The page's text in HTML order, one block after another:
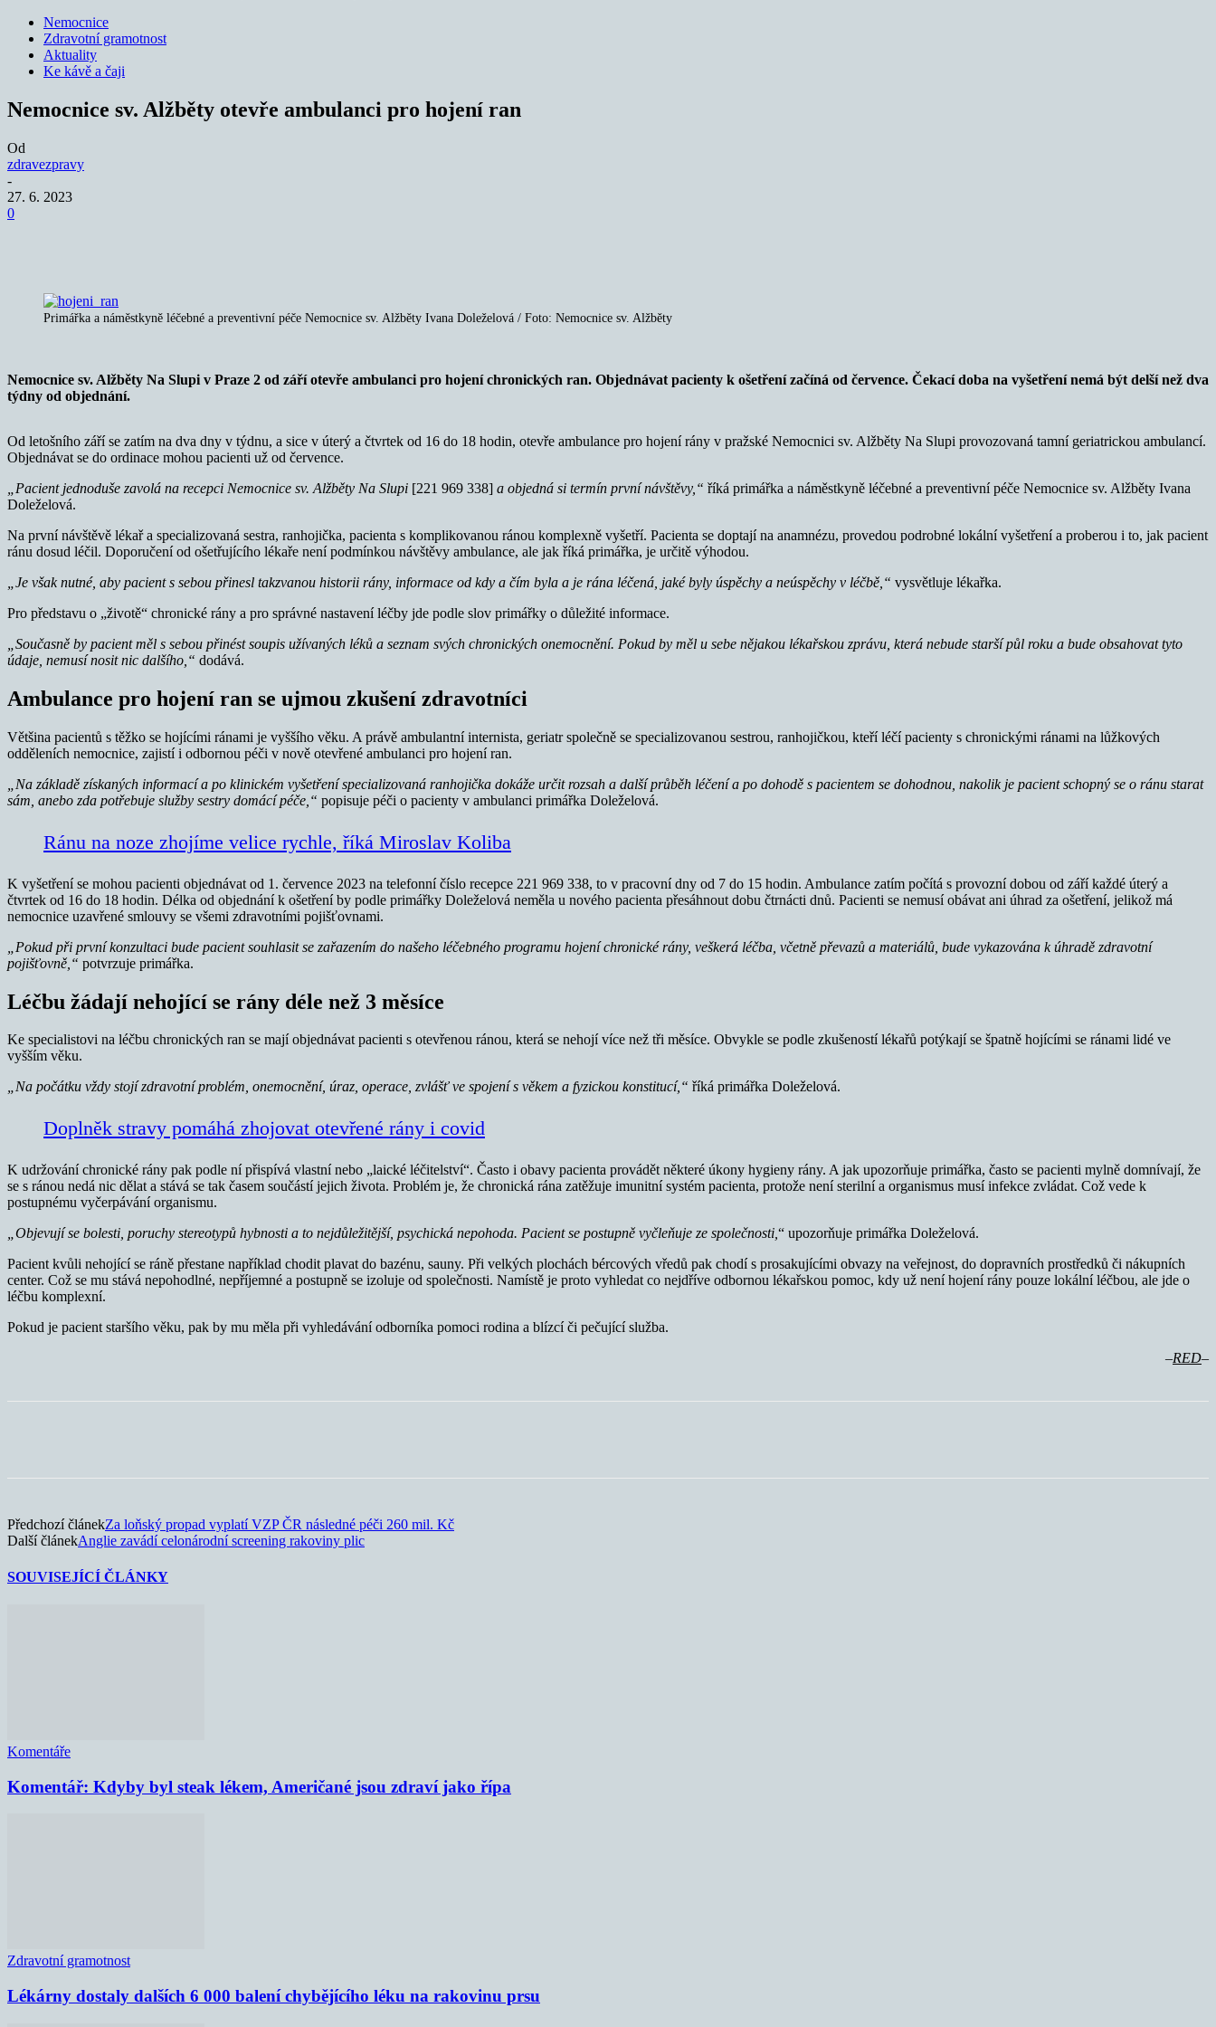
Nemocnice
Zdravotní gramotnost
Aktuality
Ke kávě a čaji
Nemocnice sv. Alžběty otevře ambulanci pro hojení ran
Od
zdravezpravy
-
27. 6. 2023
0
Primářka a náměstkyně léčebné a preventivní péče Nemocnice sv. Alžběty Ivana Doleželová / Foto: Nemocnice sv. Alžběty
Nemocnice sv. Alžběty Na Slupi v Praze 2 od září otevře ambulanci pro hojení chronických ran. Objednávat pacienty k ošetření začíná od července. Čekací doba na vyšetření nemá být delší než dva
týdny od objednání.
Od letošního září se zatím na dva dny v týdnu, a sice v úterý a čtvrtek od 16 do 18 hodin, otevře ambulance pro hojení rány v pražské Nemocnici sv. Alžběty Na Slupi provozovaná tamní geriatrickou ambulancí.
Objednávat se do ordinace mohou pacienti už od července.
„Pacient jednoduše zavolá na recepci Nemocnice sv. Alžběty Na Slupi [221 969 338] a objedná si termín první návštěvy,“ říká primářka a náměstkyně léčebné a preventivní péče Nemocnice sv. Alžběty Ivana
Doleželová.
Na první návštěvě lékař a specializovaná sestra, ranhojička, pacienta s komplikovanou ránou komplexně vyšetří. Pacienta se doptají na anamnézu, provedou podrobné lokální vyšetření a proberou i to, jak pacient
ránu dosud léčil. Doporučení od ošetřujícího lékaře není podmínkou návštěvy ambulance, ale jak říká primářka, je určitě výhodou.
„Je však nutné, aby pacient s sebou přinesl takzvanou historii rány, informace od kdy a čím byla a je rána léčená, jaké byly úspěchy a neúspěchy v léčbě,“ vysvětluje lékařka.
Pro představu o „životě“ chronické rány a pro správné nastavení léčby jde podle slov primářky o důležité informace.
„Současně by pacient měl s sebou přinést soupis užívaných léků a seznam svých chronických onemocnění. Pokud by měl u sebe nějakou lékařskou zprávu, která nebude starší půl roku a bude obsahovat tyto
údaje, nemusí nosit nic dalšího,“ dodává.
Ambulance pro hojení ran se ujmou zkušení zdravotníci
Většina pacientů s těžko se hojícími ránami je vyššího věku. A právě ambulantní internista, geriatr společně se specializovanou sestrou, ranhojičkou, kteří léčí pacienty s chronickými ránami na lůžkových
odděleních nemocnice, zajistí i odbornou péči v nově otevřené ambulanci pro hojení ran.
„Na základě získaných informací a po klinickém vyšetření specializovaná ranhojička dokáže určit rozsah a další průběh léčení a po dohodě s pacientem se dohodnou, nakolik je pacient schopný se o ránu starat
sám, anebo zda potřebuje služby sestry domácí péče,“ popisuje péči o pacienty v ambulanci primářka Doleželová.
Ránu na noze zhojíme velice rychle, říká Miroslav Koliba
K vyšetření se mohou pacienti objednávat od 1. července 2023 na telefonní číslo recepce 221 969 338, to v pracovní dny od 7 do 15 hodin. Ambulance zatím počítá s provozní dobou od září každé úterý a
čtvrtek od 16 do 18 hodin. Délka od objednání k ošetření by podle primářky Doleželová neměla u nového pacienta přesáhnout dobu čtrnácti dnů. Pacienti se nemusí obávat ani úhrad za ošetření, jelikož má
nemocnice uzavřené smlouvy se všemi zdravotními pojišťovnami.
„Pokud při první konzultaci bude pacient souhlasit se zařazením do našeho léčebného programu hojení chronické rány, veškerá léčba, včetně převazů a materiálů, bude vykazována k úhradě zdravotní
pojišťovně,“ potvrzuje primářka.
Léčbu žádají nehojící se rány déle než 3 měsíce
Ke specialistovi na léčbu chronických ran se mají objednávat pacienti s otevřenou ránou, která se nehojí více než tři měsíce. Obvykle se podle zkušeností lékařů potýkají se špatně hojícími se ránami lidé ve
vyšším věku.
„Na počátku vždy stojí zdravotní problém, onemocnění, úraz, operace, zvlášť ve spojení s věkem a fyzickou konstitucí,“ říká primářka Doleželová.
Doplněk stravy pomáhá zhojovat otevřené rány i covid
K udržování chronické rány pak podle ní přispívá vlastní nebo „laické léčitelství“. Často i obavy pacienta provádět některé úkony hygieny rány. A jak upozorňuje primářka, často se pacienti mylně domnívají, že
se s ránou nedá nic dělat a stává se tak časem součástí jejich života. Problém je, že chronická rána zatěžuje imunitní systém pacienta, protože není sterilní a organismus musí infekce zvládat. Což vede k
postupnému vyčerpávání organismu.
„Objevují se bolesti, poruchy stereotypů hybnosti a to nejdůležitější, psychická nepohoda. Pacient se postupně vyčleňuje ze společnosti,“ upozorňuje primářka Doleželová.
Pacient kvůli nehojící se ráně přestane například chodit plavat do bazénu, sauny. Při velkých plochách bércových vředů pak chodí s prosakujícími obvazy na veřejnost, do dopravních prostředků či nákupních
center. Což se mu stává nepohodlné, nepříjemné a postupně se izoluje od společnosti. Namístě je proto vyhledat co nejdříve odbornou lékařskou pomoc, kdy už není hojení rány pouze lokální léčbou, ale jde o
léčbu komplexní.
Pokud je pacient staršího věku, pak by mu měla při vyhledávání odborníka pomoci rodina a blízcí či pečující služba.
–RED–
Předchozí článekZa loňský propad vyplatí VZP ČR následné péči 260 mil. Kč
Další článekAnglie zavádí celonárodní screening rakoviny plic
SOUVISEJÍCÍ ČLÁNKY
Komentáře
Komentář: Kdyby byl steak lékem, Američané jsou zdraví jako řípa
Zdravotní gramotnost
Lékárny dostaly dalších 6 000 balení chybějícího léku na rakovinu prsu